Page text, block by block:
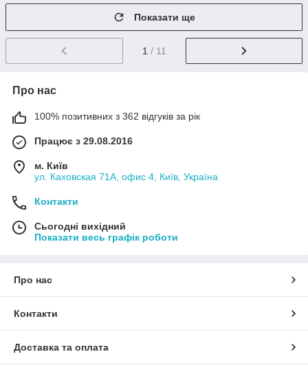
Показати ще
1 / 11
Про нас
100% позитивних з 362 відгуків за рік
Працює з 29.08.2016
м. Київ
ул. Каховская 71А, офис 4, Київ, Україна
Контакти
Сьогодні вихідний
Показати весь графік роботи
Про нас
Контакти
Доставка та оплата